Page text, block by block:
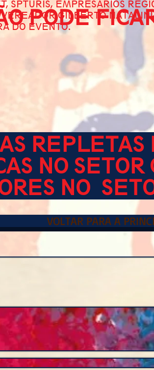
REPLETAS
NO
NO
VOLTAR PARA A
SPTURIS, EMPRESÁRIOS
GILBERTO
DO EVENTO.
PODE